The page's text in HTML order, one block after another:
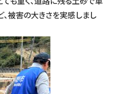
被害の大きさを実感しまし